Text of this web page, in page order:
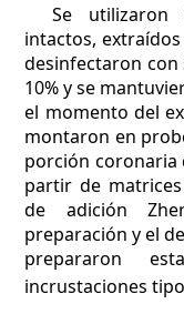
Se utilizaron
intactos,
desinfectaron
10% y se
el momento del
montaron en
porción coronaria
partir de
de adición
preparación y el
prepararon
incrustaciones